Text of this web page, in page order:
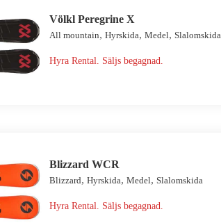
Völkl Peregrine X
All mountain, Hyrskida, Medel, Slalomskida
Hyra Rental. Säljs begagnad.
Blizzard WCR
Blizzard, Hyrskida, Medel, Slalomskida
Hyra Rental. Säljs begagnad.